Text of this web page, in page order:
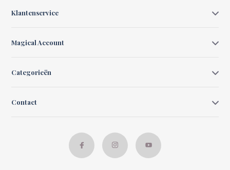
Klantenservice
Magical Account
Categorieën
Contact